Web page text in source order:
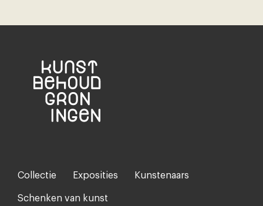
Footer-
menu
Collectie Exposities Kunstenaars
Schenken van kunst